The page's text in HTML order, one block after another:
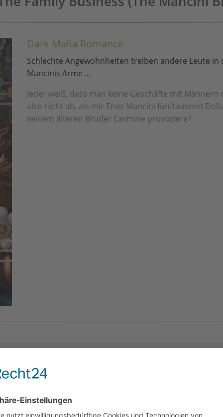
Dark Mafia Romance
Schlechte Angewohnheiten treiben andere Leute
Mancinis Arme …
Jeder weiß, dass man keine Geschäfte mit
also nicht ab, als mir Enzo Mancini fünftausend
seinem älteren Bruder Carmine provoziere?
Hier erhältlich: